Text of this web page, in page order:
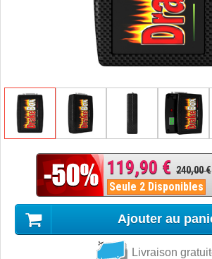
119,90 € 240,00 €
Seule 2 Disponibles
Ajouter au
Livraison